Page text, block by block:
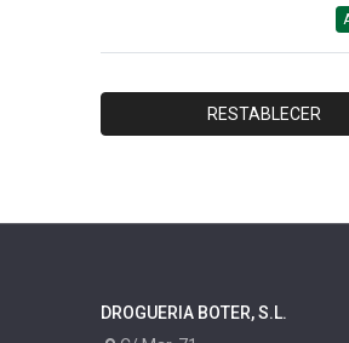
FAREN
MAURIS
RESTABLECER
DROGUERIA BOTER, S.L.